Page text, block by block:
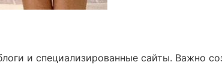
и специализированные сайты. Важно